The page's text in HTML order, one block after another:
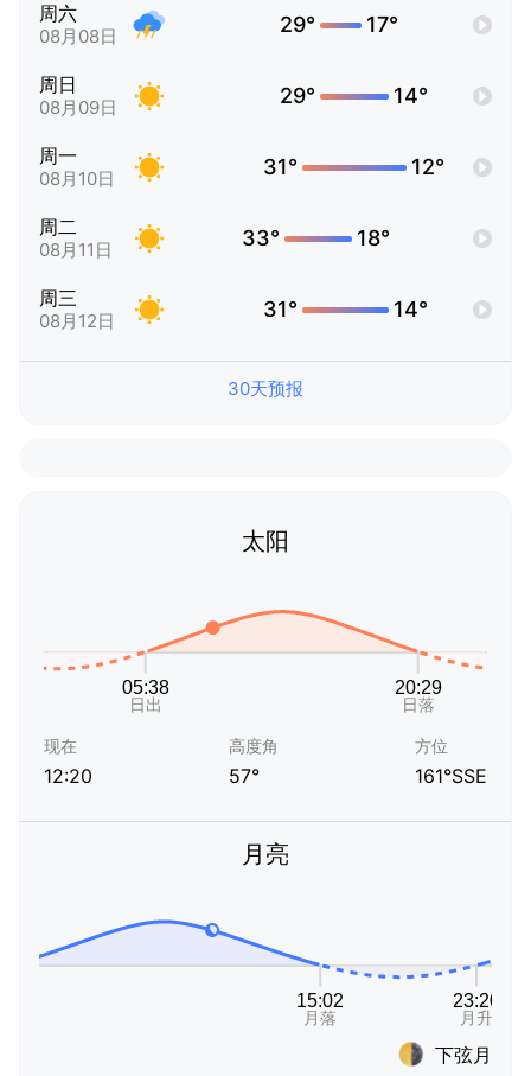
周六
08月08日 29° 17°
周日
08月09日 29° 14°
周一
08月10日 31° 12°
周二
08月11日 33° 18°
周三
08月12日 31° 14°
30天预报
太阳
现在
12:20
高度角
57°
方位
161°SSE
月亮
下弦月